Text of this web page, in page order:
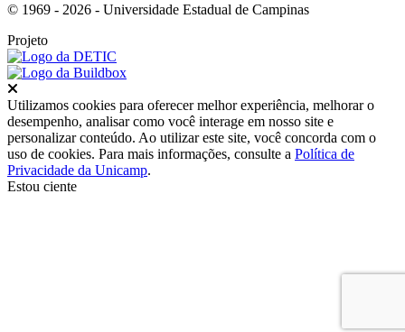
© 1969 - 2026 - Universidade Estadual de Campinas
Projeto
Utilizamos cookies para oferecer melhor experiência, melhorar o
desempenho, analisar como você interage em nosso site e
personalizar conteúdo. Ao utilizar este site, você concorda com o
uso de cookies. Para mais informações, consulte a Política de
Privacidade da Unicamp.
Estou ciente